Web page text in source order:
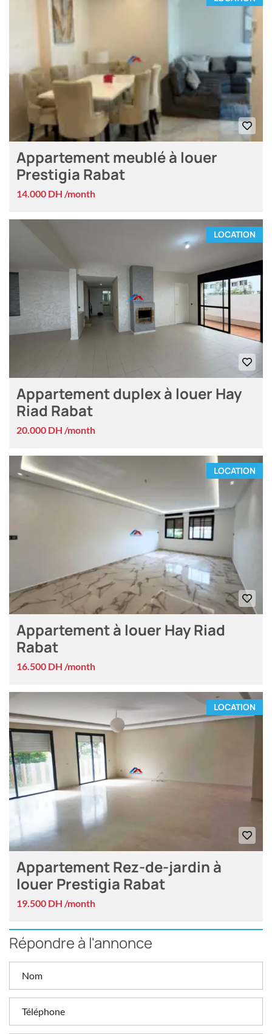
Appartement meublé à louer
Prestigia Rabat
14.000 DH /month
LOCATION
Appartement duplex à louer Hay
Riad Rabat
20.000 DH /month
LOCATION
Appartement à louer Hay Riad
Rabat
16.500 DH /month
LOCATION
Appartement Rez-de-jardin à
louer Prestigia Rabat
19.500 DH /month
Répondre à l'annonce